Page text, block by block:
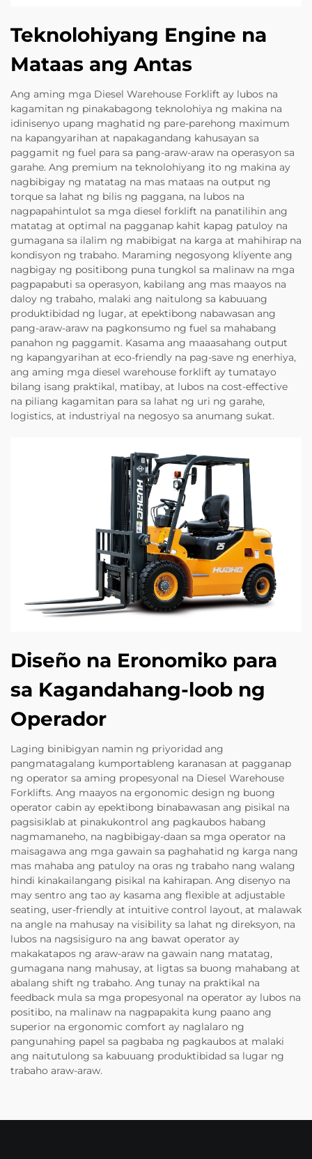
Teknolohiyang Engine na
Mataas ang Antas
Ang aming mga Diesel Warehouse Forklift ay lubos na
kagamitan ng pinakabagong teknolohiya ng makina na
idinisenyo upang maghatid ng pare-parehong maximum
na kapangyarihan at napakagandang kahusayan sa
paggamit ng fuel para sa pang-araw-araw na operasyon sa
garahe. Ang premium na teknolohiyang ito ng makina ay
nagbibigay ng matatag na mas mataas na output ng
torque sa lahat ng bilis ng paggana, na lubos na
nagpapahintulot sa mga diesel forklift na panatilihin ang
matatag at optimal na pagganap kahit kapag patuloy na
gumagana sa ilalim ng mabibigat na karga at mahihirap na
kondisyon ng trabaho. Maraming negosyong kliyente ang
nagbigay ng positibong puna tungkol sa malinaw na mga
pagpapabuti sa operasyon, kabilang ang mas maayos na
daloy ng trabaho, malaki ang naitulong sa kabuuang
produktibidad ng lugar, at epektibong nabawasan ang
pang-araw-araw na pagkonsumo ng fuel sa mahabang
panahon ng paggamit. Kasama ang maaasahang output
ng kapangyarihan at eco-friendly na pag-save ng enerhiya,
ang aming mga diesel warehouse forklift ay tumatayo
bilang isang praktikal, matibay, at lubos na cost-effective
na piliang kagamitan para sa lahat ng uri ng garahe,
logistics, at industriyal na negosyo sa anumang sukat.
Diseño na Eronomiko para
sa Kagandahang-loob ng
Operador
Laging binibigyan namin ng priyoridad ang
pangmatagalang kumportableng karanasan at pagganap
ng operator sa aming propesyonal na Diesel Warehouse
Forklifts. Ang maayos na ergonomic design ng buong
operator cabin ay epektibong binabawasan ang pisikal na
pagsisiklab at pinakukontrol ang pagkaubos habang
nagmamaneho, na nagbibigay-daan sa mga operator na
maisagawa ang mga gawain sa paghahatid ng karga nang
mas mahaba ang patuloy na oras ng trabaho nang walang
hindi kinakailangang pisikal na kahirapan. Ang disenyo na
may sentro ang tao ay kasama ang flexible at adjustable
seating, user-friendly at intuitive control layout, at malawak
na angle na mahusay na visibility sa lahat ng direksyon, na
lubos na nagsisiguro na ang bawat operator ay
makakatapos ng araw-araw na gawain nang matatag,
gumagana nang mahusay, at ligtas sa buong mahabang at
abalang shift ng trabaho. Ang tunay na praktikal na
feedback mula sa mga propesyonal na operator ay lubos na
positibo, na malinaw na nagpapakita kung paano ang
superior na ergonomic comfort ay naglalaro ng
pangunahing papel sa pagbaba ng pagkaubos at malaki
ang naitutulong sa kabuuang produktibidad sa lugar ng
trabaho araw-araw.